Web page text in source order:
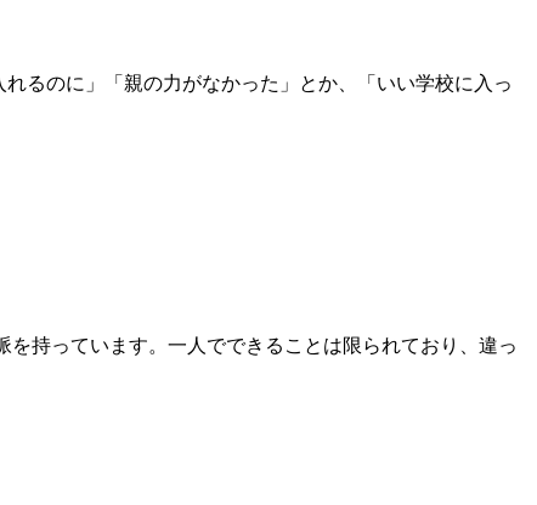
るのに」「親の力がなかった」とか、「いい学校に入っ
持っています。一人でできることは限られており、違っ